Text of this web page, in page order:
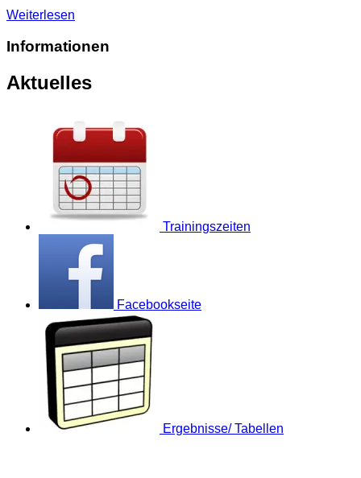
Weiterlesen
Informationen
Aktuelles
Trainingszeiten
Facebookseite
Ergebnisse/ Tabellen